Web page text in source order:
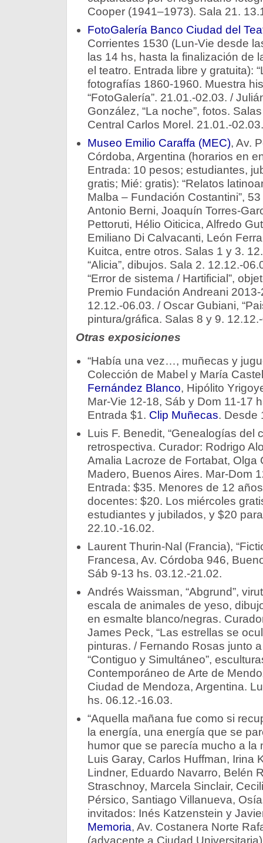
Cooper (1941–1973). Sala 21.
FotoGalería Banco Ciudad del
Corrientes 1530 (Lun-Vie desde
las 14 hs, hasta la finalización de
el teatro. Entrada libre y gratuita):
fotografías 1860-1960. Muestra
“FotoGalería”. 21.01.-02.03. /
González, “La noche”, fotos.
Central Carlos Morel. 21.01.-02.03.
Museo Emilio Caraffa (MEC), Av.
Córdoba, Argentina (horarios en
Entrada: 10 pesos; estudiantes,
gratis; Mié: gratis): “Relatos
Malba – Fundación Costantini”,
Antonio Berni, Joaquín Torres-
Pettoruti, Hélio Oiticica, Alfredo
Emiliano Di Calvacanti, León
Kuitca, entre otros. Salas 1 y 3.
“Alicia”, dibujos. Sala 2. 12.12.-
“Error de sistema / Hartificial”,
Premio Fundación Andreani
12.12.-06.03. / Oscar Gubiani,
pintura/gráfica. Salas 8 y 9.
Otras exposiciones
“Había una vez…, muñecas y
Colección de Mabel y María
Fernández Blanco, Hipólito
Mar-Vie 12-18, Sáb y Dom 11-17
Entrada $1. Clip Muñecas. Desde
Luis F. Benedit, “Genealogías del
retrospectiva. Curador: Rodrigo
Amalia Lacroze de Fortabat, Olga
Madero, Buenos Aires. Mar-Dom
Entrada: $35. Menores de 12
docentes: $20. Los miércoles
estudiantes y jubilados, y $20
22.10.-16.02.
Laurent Thurin-Nal (Francia),
Francesa, Av. Córdoba 946,
Sáb 9-13 hs. 03.12.-21.02.
Andrés Waissman, “Abgrund”,
escala de animales de yeso,
en esmalte blanco/negras.
James Peck, “Las estrellas se
pinturas. / Fernando Rosas junto
“Contiguo y Simultáneo”,
Contemporáneo de Arte de
Ciudad de Mendoza, Argentina.
hs. 06.12.-16.03.
“Aquella mañana fue como si
la energía, una energía que se
humor que se parecía mucho a la
Luis Garay, Carlos Huffman, Irina
Lindner, Eduardo Navarro, Belén
Straschnoy, Marcela Sinclair,
Pérsico, Santiago Villanueva,
invitados: Inés Katzenstein y
Memoria, Av. Costanera Norte
(adyacente a Ciudad